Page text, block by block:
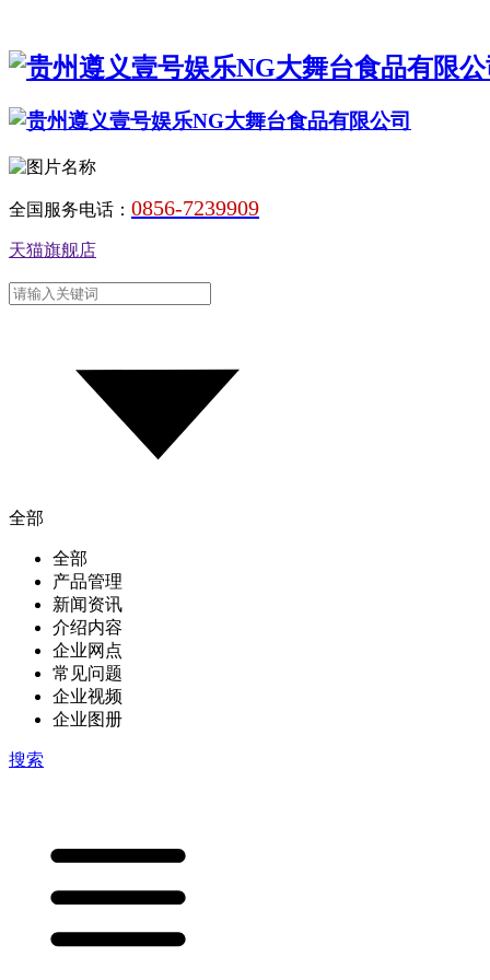
全国服务电话： 0856-7239909
天猫旗舰店
全部
全部
产品管理
新闻资讯
介绍内容
企业网点
常见问题
企业视频
企业图册
搜索